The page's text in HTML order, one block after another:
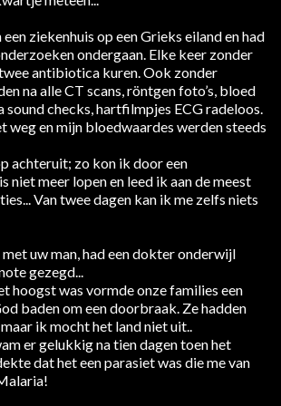
ziekenhuis op een Grieks eiland en had
ondergaan. Elke keer zonder
antibiotica kuren. Ook zonder
na alle CT scans, röntgen foto’s, bloed
sound checks, hartfilmpjes ECG radeloos.
weg en mijn bloedwaardes werden steeds
achteruit; zo kon ik door een
niet meer lopen en leed ik aan de meest
Van twee dagen kan ik me zelfs niets
uw man, had een dokter onderwijl
gezegd...
hoogst was vormde onze families een
baden om een doorbraak. Ze hadden
ik mocht het land niet uit..
er gelukkig na tien dagen toen het
dat het een parasiet was die me van